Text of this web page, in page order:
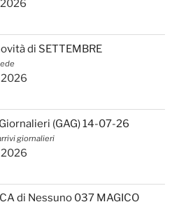
di SETTEMBRE
(GAG) 14-07-26
giornalieri
di Nessuno 037 MAGICO